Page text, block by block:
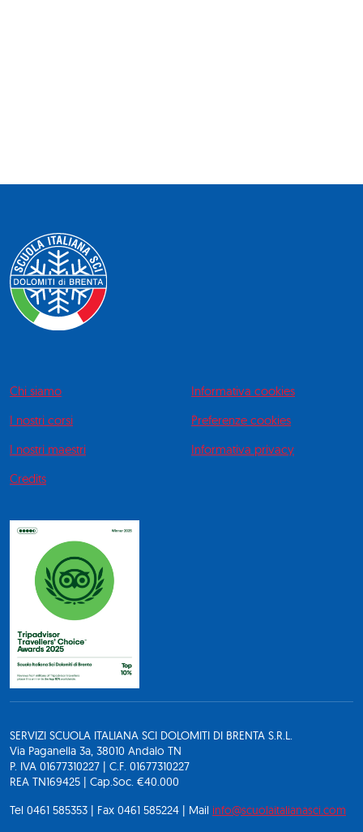
Chi siamo
I nostri corsi
I nostri maestri
Credits
Informativa cookies
Preferenze cookies
Informativa privacy
SERVIZI SCUOLA ITALIANA SCI DOLOMITI DI BRENTA S.R.L.
Via Paganella 3a, 38010 Andalo TN
P. IVA 01677310227 | C.F. 01677310227
REA TN169425 | Cap.Soc. €40.000
Tel 0461 585353 | Fax 0461 585224 | Mail info@scuolaitalianasci.com